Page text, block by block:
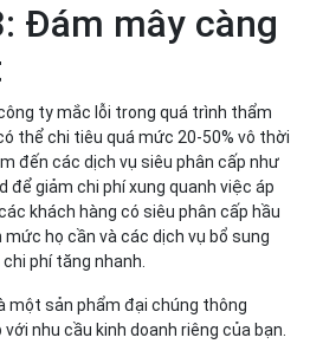
Đám mây càng
ty mắc lỗi trong quá trình thẩm
thể chi tiêu quá mức 20-50% vô thời
đến các dịch vụ siêu phân cấp như
để giảm chi phí xung quanh việc áp
khách hàng có siêu phân cấp hầu
họ cần và các dịch vụ bổ sung
phí tăng nhanh.
một sản phẩm đại chúng thông
nhu cầu kinh doanh riêng của bạn.